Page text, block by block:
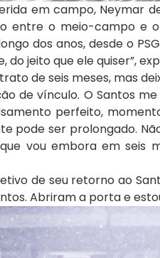
em campo, Neymar
entre o meio-campo e
dos anos, desde o
jeito que ele quiser”,
de seis meses, mas
de vínculo. O Santos
perfeito,
pode ser prolongado.
vou embora em seis
de seu retorno ao
Abriram a porta e